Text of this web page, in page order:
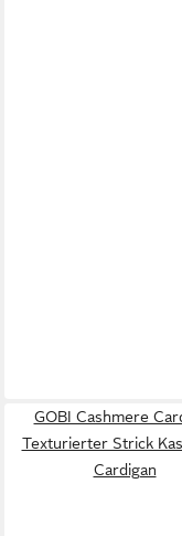
GOBI Cashmere
Texturierter Strick
Cardigan